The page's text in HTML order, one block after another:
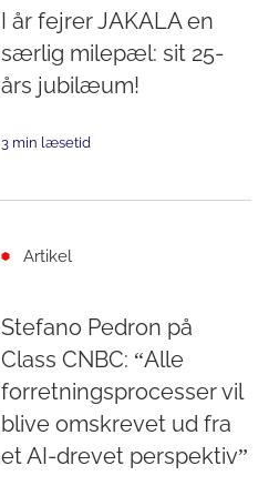
I år fejrer JAKALA en
særlig milepæl: sit 25-
års jubilæum!
3 min læsetid
Artikel
Stefano Pedron på
Class CNBC: “Alle
forretningsprocesser vil
blive omskrevet ud fra
et AI-drevet perspektiv”